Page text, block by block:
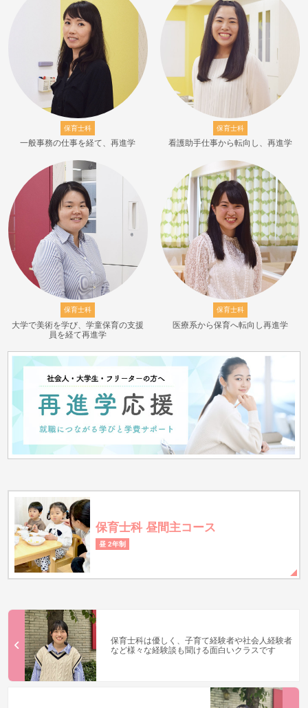
保育士科
一般事務の仕事を経て、再進学
保育士科
看護助手仕事から転向し、再進学
保育士科
大学で美術を学び、学童保育の支援
員を経て再進学
保育士科
医療系から保育へ転向し再進学
保育士科 昼間主コース
昼 2年制
保育士科は優しく、子育て経験者や社会人経験者
など様々な経験談も聞ける面白いクラスです